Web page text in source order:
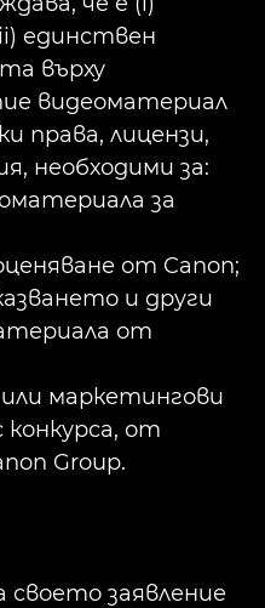
единствен
върху
видеоматериал
права, лицензи,
необходими за:
за
от Canon;
и други
от
маркетингови
конкурса, от
Group.
своето заявление